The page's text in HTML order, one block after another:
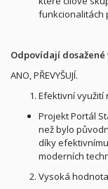
funkcionalitách
Odpovídají
ANO, PŘEVYŠUJÍ.
Efektivní využití
Projekt Portál
než bylo
díky
moderních
Vysoká